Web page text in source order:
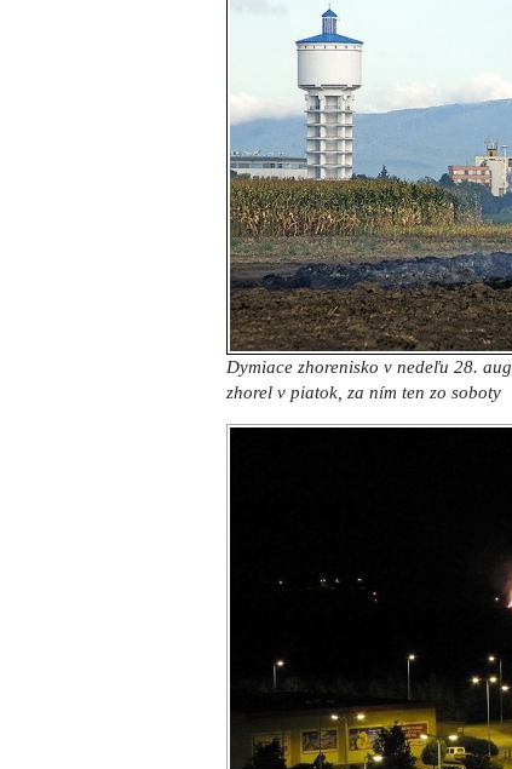
Dymiace zhorenisko v nedeľu 28.
zhorel v piatok, za ním ten zo soboty